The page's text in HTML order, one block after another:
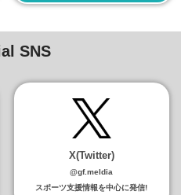
SNS
X(Twitter)
@gf.meldia
スポーツ支援情報を中心に発信!